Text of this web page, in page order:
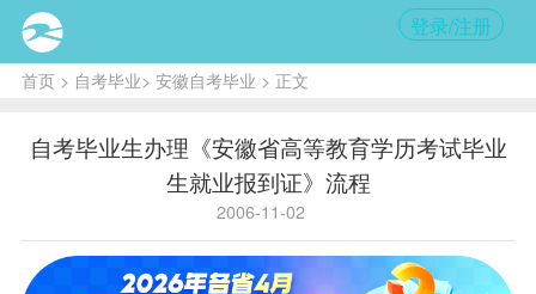
登录/注册
首页> 自考毕业> 安徽自考毕业 > 正文
自考毕业生办理《安徽省高等教育学历考试毕业
生就业报到证》流程
2006-11-02